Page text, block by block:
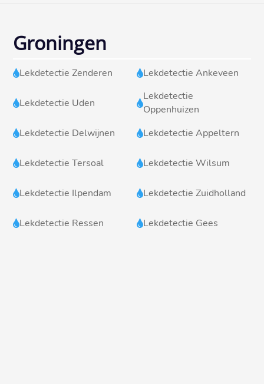
Groningen
Lekdetectie Zenderen Lekdetectie Ankeveen
Lekdetectie Uden 
Lekdetectie
Oppenhuizen
Lekdetectie Delwijnen Lekdetectie Appeltern
Lekdetectie Tersoal Lekdetectie Wilsum
Lekdetectie Ilpendam Lekdetectie Zuidholland
Lekdetectie Ressen Lekdetectie Gees